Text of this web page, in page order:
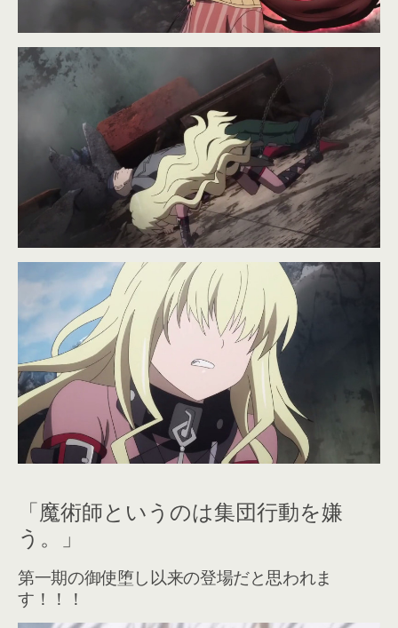
「魔術師というのは集団行動を嫌
う。」
第一期の御使堕し以来の登場だと思われま
す！！！